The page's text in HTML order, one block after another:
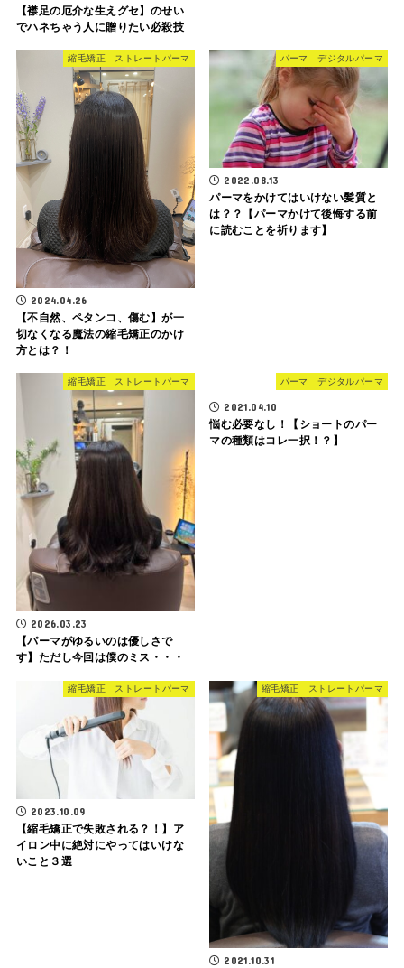
【襟足の厄介な生えグセ】のせい
でハネちゃう人に贈りたい必殺技
縮毛矯正 ストレートパーマ
2024.04.26
【不自然、ペタンコ、傷む】が一
切なくなる魔法の縮毛矯正のかけ
方とは？！
パーマ デジタルパーマ
2022.08.13
パーマをかけてはいけない髪質と
は？？【パーマかけて後悔する前
に読むことを祈ります】
縮毛矯正 ストレートパーマ
2026.03.23
【パーマがゆるいのは優しさで
す】ただし今回は僕のミス・・・
パーマ デジタルパーマ
2021.04.10
悩む必要なし！【ショートのパー
マの種類はコレ一択！？】
縮毛矯正 ストレートパーマ
2023.10.09
【縮毛矯正で失敗される？！】ア
イロン中に絶対にやってはいけな
いこと３選
縮毛矯正 ストレートパーマ
2021.10.31